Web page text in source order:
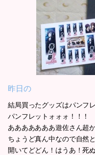
昨日の
結局買ったグッズはパンフ
パンフレットォォォ！！！
あああああああ遊佐さん超
ちょうど真ん中なので自然
開いてどどん！はうあ！死